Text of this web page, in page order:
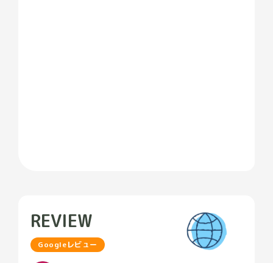
REVIEW
Googleレビュー